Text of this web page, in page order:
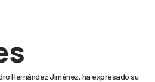
Hernández Jiménez, ha expresado su